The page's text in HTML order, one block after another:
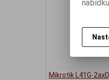
Mikrotik L41G-